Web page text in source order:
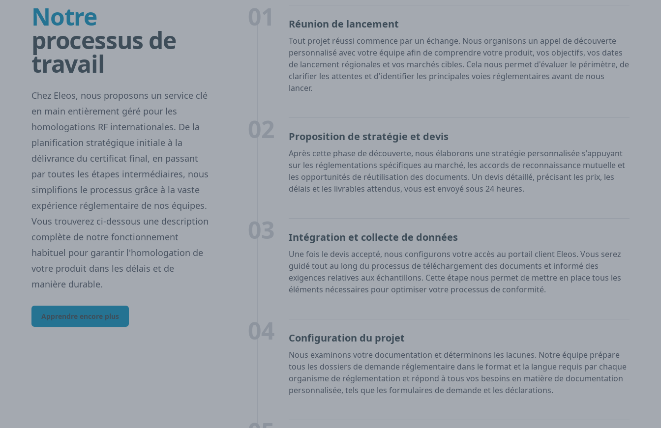
Notre
processus de
travail
Chez Eleos, nous proposons un service clé
en main entièrement géré pour les
homologations RF internationales. De la
planification stratégique initiale à la
délivrance du certificat final, en passant
par toutes les étapes intermédiaires, nous
simplifions le processus grâce à la vaste
expérience réglementaire de nos équipes.
Vous trouverez ci-dessous une description
complète de notre fonctionnement
habituel pour garantir l'homologation de
votre produit dans les délais et de
manière durable.
Apprendre encore plus
Réunion de lancement
Tout projet réussi commence par un échange. Nous organisons un appel de découverte
personnalisé avec votre équipe afin de comprendre votre produit, vos objectifs, vos dates
de lancement régionales et vos marchés cibles. Cela nous permet d'évaluer le périmètre, de
clarifier les attentes et d'identifier les principales voies réglementaires avant de nous
lancer.
Proposition de stratégie et devis
Après cette phase de découverte, nous élaborons une stratégie personnalisée s'appuyant
sur les réglementations spécifiques au marché, les accords de reconnaissance mutuelle et
les opportunités de réutilisation des documents. Un devis détaillé, précisant les prix, les
délais et les livrables attendus, vous est envoyé sous 24 heures.
Intégration et collecte de données
Une fois le devis accepté, nous configurons votre accès au portail client Eleos. Vous serez
guidé tout au long du processus de téléchargement des documents et informé des
exigences relatives aux échantillons. Cette étape nous permet de mettre en place tous les
éléments nécessaires pour optimiser votre processus de conformité.
Configuration du projet
Nous examinons votre documentation et déterminons les lacunes. Notre équipe prépare
tous les dossiers de demande réglementaire dans le format et la langue requis par chaque
organisme de réglementation et répond à tous vos besoins en matière de documentation
personnalisée, tels que les formulaires de demande et les déclarations.